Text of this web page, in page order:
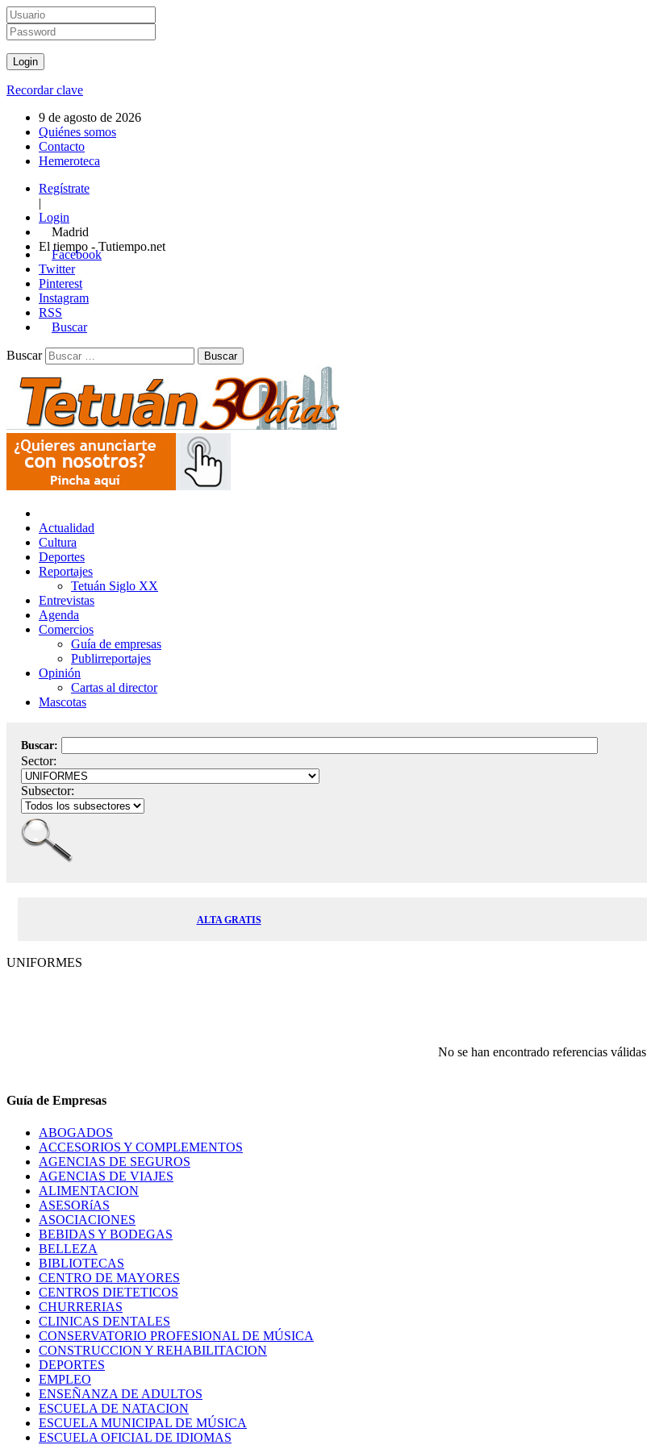
Recordar clave
9 de agosto de 2026
Quiénes somos
Contacto
Hemeroteca
Regístrate
|
Login
Madrid
El tiempo - Tutiempo.net
Facebook
Twitter
Pinterest
Instagram
RSS
Buscar
Buscar
Actualidad
Cultura
Deportes
Reportajes
Tetuán Siglo XX
Entrevistas
Agenda
Comercios
Guía de empresas
Publirreportajes
Opinión
Cartas al director
Mascotas
Buscar:
Sector:
Subsector:
ALTA GRATIS
UNIFORMES
No se han encontrado referencias válidas
Guía de Empresas
ABOGADOS
ACCESORIOS Y COMPLEMENTOS
AGENCIAS DE SEGUROS
AGENCIAS DE VIAJES
ALIMENTACION
ASESORíAS
ASOCIACIONES
BEBIDAS Y BODEGAS
BELLEZA
BIBLIOTECAS
CENTRO DE MAYORES
CENTROS DIETETICOS
CHURRERIAS
CLINICAS DENTALES
CONSERVATORIO PROFESIONAL DE MÚSICA
CONSTRUCCION Y REHABILITACION
DEPORTES
EMPLEO
ENSEÑANZA DE ADULTOS
ESCUELA DE NATACION
ESCUELA MUNICIPAL DE MÚSICA
ESCUELA OFICIAL DE IDIOMAS